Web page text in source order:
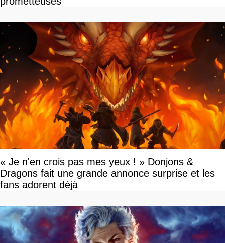
« Je n'en crois pas mes yeux ! » Donjons &
Dragons fait une grande annonce surprise et les
fans adorent déjà